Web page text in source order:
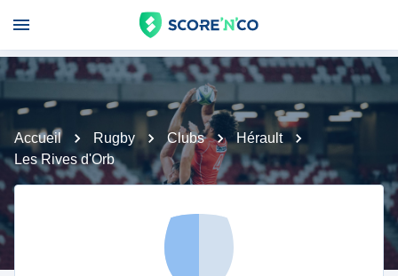
Accueil Rugby Clubs
Hérault
Les Rives d'Orb